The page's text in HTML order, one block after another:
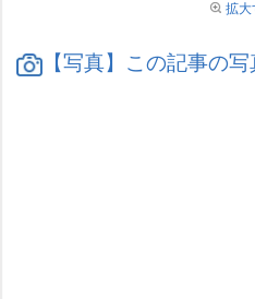
拡大
【写真】この記事の